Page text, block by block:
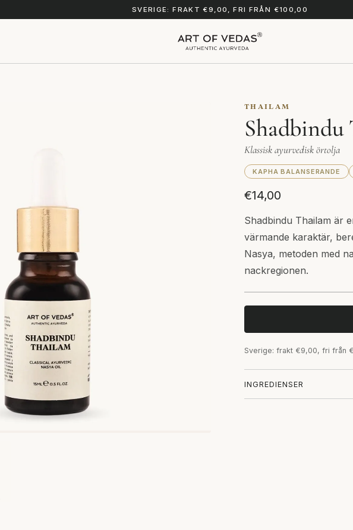
SVERIGE: FRAKT €9,00, FRI FRÅN €100,00
THAILAM
Shadbindu
Klassisk ayurvedisk örtolja
KAPHA BALANSERANDE
€14,00
Shadbindu Thailam är
värmande karaktär,
Nasya, metoden med
nackregionen.
Sverige: frakt €9,00, fri från
INGREDIENSER